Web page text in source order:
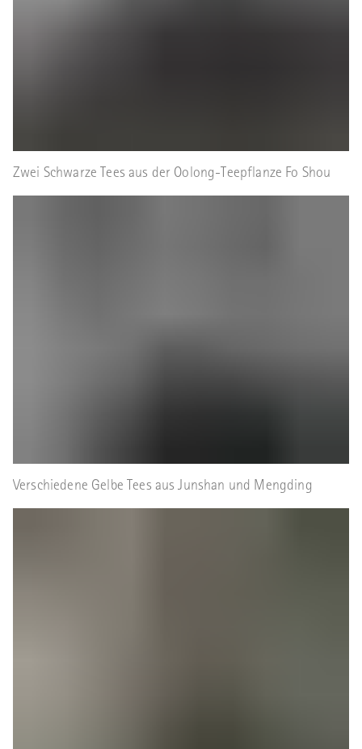
Zwei Schwarze Tees aus der Oolong-Teepflanze Fo Shou
Verschiedene Gelbe Tees aus Junshan und Mengding